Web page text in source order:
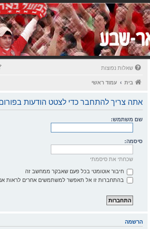
שאלות נפוצות
בית עמוד ראשי
אתה צריך להתחבר כדי לצטט הודעות
שם משתמש:
סיסמה:
שכחתי את סיסמתי
חיבור אוטומטי בכל פעם שאבקר ממחשב זה
בהתחברות זו אל תאפשר למשתמשים אחרים לראות
הרשמה